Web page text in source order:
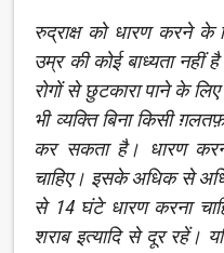
रुद्राक्ष को धारण करने के
उम्र की कोई बाध्यता नहीं
रोगों से छुटकारा पाने के
भी व्यक्ति बिना किसी
कर सकता है। धारण
चाहिए। इसके अधिक से
से 14 घंटे धारण करना
शराब इत्यादि से दूर रहें।